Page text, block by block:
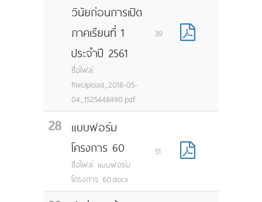
วินัยก่อนการเปิด
ภาคเรียนที่ 1
ประจำปี 2561
ชื่อไฟล์:
fileUpload_2018-05-
04_1525448490.pdf
39
28
แบบฟอร์ม
โครงการ 60
ชื่อไฟล์: แบบฟอร์ม
โครงการ 60.docx
51